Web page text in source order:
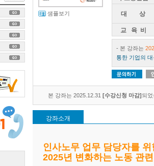
샘플보기 대 상
교 육 비
- 본 강좌는
통한 기업의
본 강좌는 2025.12.31 [수강신청 마감]되
강좌소개
인사노무 업무 담당자를
2025년 변화하는 노동 관